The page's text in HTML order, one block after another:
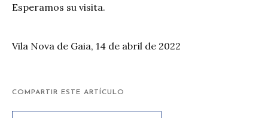
Esperamos su visita.
Vila Nova de Gaia, 14 de abril de 2022
COMPARTIR ESTE ARTÍCULO